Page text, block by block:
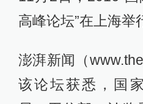
高峰论坛”在上海举
澎湃新闻（
该论坛获悉，国